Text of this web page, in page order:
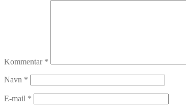
Kommentar *
Navn *
E-mail *